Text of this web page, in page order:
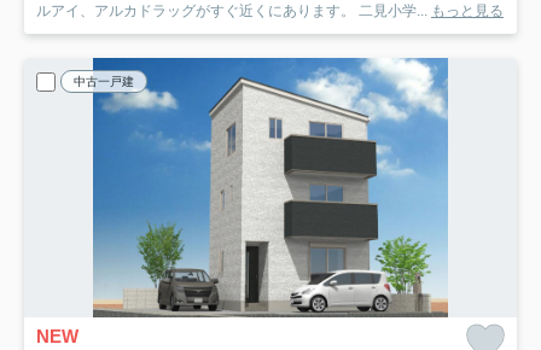
ルアイ、アルカドラッグがすぐ近くにあります。 二見小学... もっと見る
中古一戸建
NEW